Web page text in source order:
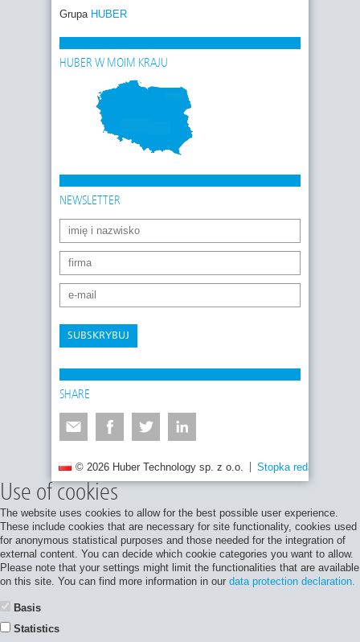
Grupa HUBER
HUBER W MOIM KRAJU
NEWSLETTER
SUBSKRYBUJ
SHARE
© 2026 Huber Technology sp. z o.o. Stopka redakcyjna
Use of cookies
The website uses cookies to allow for the best possible user experience.
These include cookies that are necessary for site functionality, cookies used
for anonymous statistical purposes and those needed for the integration of
external content. You can decide which cookie categories you want to allow.
Please note that your settings might limit the functionalities that are available
on this site. You can find more information in our data protection declaration.
Basis
Statistics